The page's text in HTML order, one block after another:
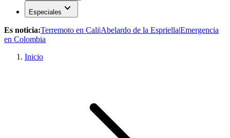
Especiales expand_more
Es noticia:Terremoto en Cali|Abelardo de la Espriella|Emergencia
en Colombia
Inicio